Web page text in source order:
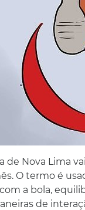
de Nova Lima
O termo é
a bola,
de